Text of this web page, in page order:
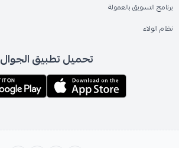
برنامج التسويق بالعمولة
نظام الولاء
تحميل تطبيق الجوال